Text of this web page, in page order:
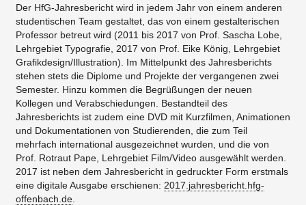
Der HfG-Jahresbericht wird in jedem Jahr von einem anderen
studentischen Team gestaltet, das von einem gestalterischen
Professor betreut wird (2011 bis 2017 von Prof. Sascha Lobe,
Lehrgebiet Typografie, 2017 von Prof. Eike König, Lehrgebiet
Grafikdesign/Illustration). Im Mittelpunkt des Jahresberichts
stehen stets die Diplome und Projekte der vergangenen zwei
Semester. Hinzu kommen die Begrüßungen der neuen
Kollegen und Verabschiedungen. Bestandteil des
Jahresberichts ist zudem eine DVD mit Kurzfilmen, Animationen
und Dokumentationen von Studierenden, die zum Teil
mehrfach international ausgezeichnet wurden, und die von
Prof. Rotraut Pape, Lehrgebiet Film/Video ausgewählt werden.
2017 ist neben dem Jahresbericht in gedruckter Form erstmals
eine digitale Ausgabe erschienen: 2017.jahresbericht.hfg-
offenbach.de